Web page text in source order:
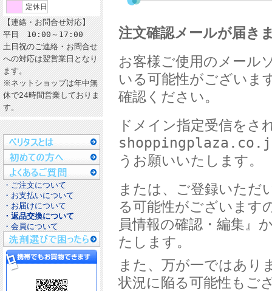
定休日
【連絡・お問合せ対応】
平日 10:00～17:00
土日祝のご連絡・お問合せ
への対応は翌営業日となり
ます。
※ネットショップは年中無
休で24時間営業しておりま
す。
・ご注文について
・お支払いについて
・お届けについて
・返品交換について
・会員について
注文確認メールが届き
お客様ご使用のメール
いる可能性がございま
確認ください。
ドメイン指定受信をさ
うお願いいたします。
または、ご登録いただ
る可能性がございます
員情報の確認・編集』
たします。
また、万が一ではあり
状況に陥る可能性もご